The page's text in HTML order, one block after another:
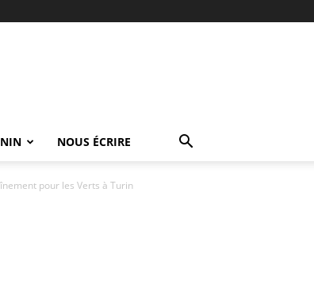
NOUS ÉCRIRE
pour les Verts à Turin